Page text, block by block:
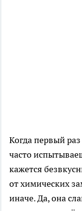
Когда первый
часто
кажется
от химических
иначе. Да, она